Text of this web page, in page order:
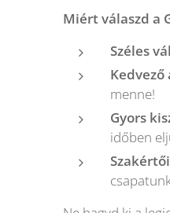
Miért válaszd a
Széles
Kedvező
menne!
Gyors
időben